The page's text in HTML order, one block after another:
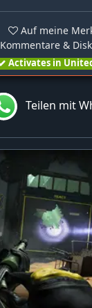
Auf meine
Kommentare &
Activates in
Teilen mit